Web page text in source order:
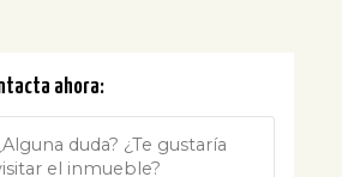
ahora: